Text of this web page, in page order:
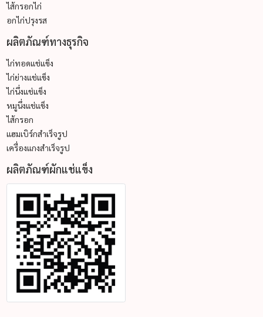
ไส้กรอกไก่
อกไก่ปรุงรส
ผลิตภัณฑ์ทางธุรกิจ
ไก่ทอดแช่แข็ง
ไก่ย่างแช่แข็ง
ไก่นึ่งแช่แข็ง
หมูนึ่งแช่แข็ง
ไส้กรอก
แฮมเบิร์กสำเร็จรูป
เครื่องแกงสำเร็จรูป
ผลิตภัณฑ์ผักแช่แข็ง